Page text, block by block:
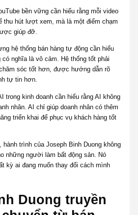
bền vững cần hiểu rằng mỗi video
thu hút lượt xem, mà là một điểm chạm
giúp đỡ.
hệ thống bán hàng tự động cần hiểu
nghĩa là vô cảm. Hệ thống tốt phải
sóc tốt hơn, được hướng dẫn rõ
tự tin hơn.
trong kinh doanh cần hiểu rằng AI không
nhân. AI chỉ giúp doanh nhân có thêm
triển khai để phục vụ khách hàng tốt
hành trình của Joseph Binh Duong không
những người làm bất động sản. Nó
kỳ ai đang muốn thay đổi cách mình
Duong truyền